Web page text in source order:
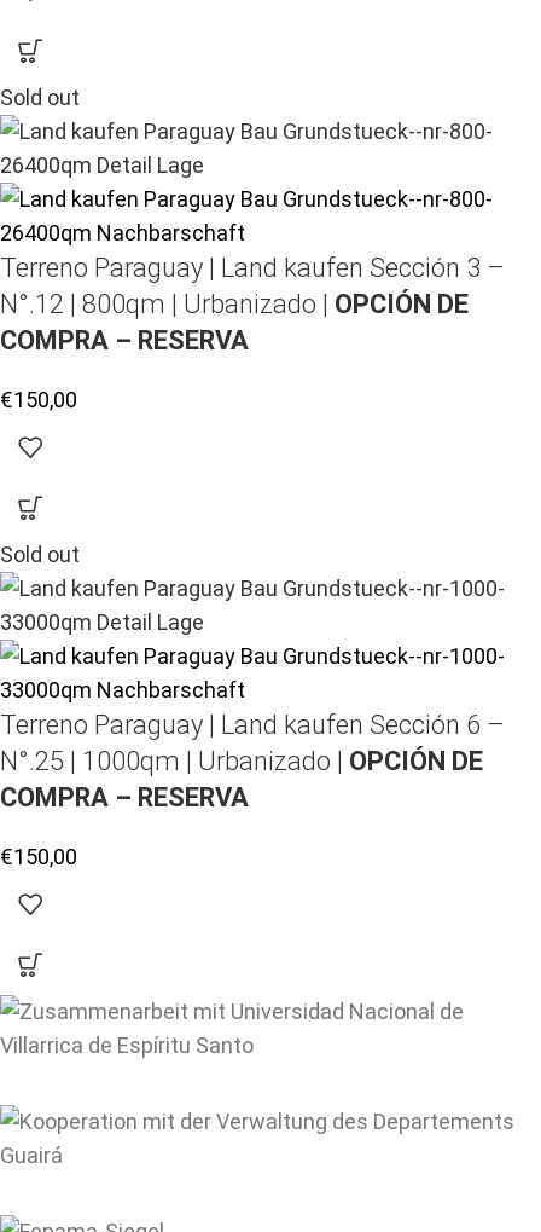
Sold out
Terreno Paraguay | Land kaufen Sección 3 –
N°.12 | 800qm | Urbanizado | OPCIÓN DE
COMPRA – RESERVA
€150,00
Sold out
Terreno Paraguay | Land kaufen Sección 6 –
N°.25 | 1000qm | Urbanizado | OPCIÓN DE
COMPRA – RESERVA
€150,00